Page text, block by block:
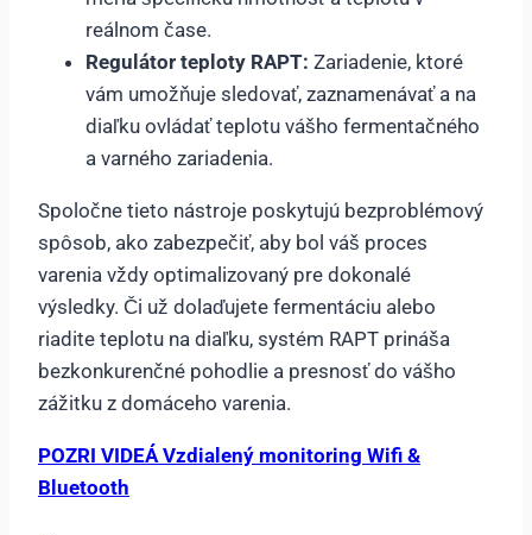
reálnom čase.
Regulátor teploty RAPT: Zariadenie, ktoré
vám umožňuje sledovať, zaznamenávať a na
diaľku ovládať teplotu vášho fermentačného
a varného zariadenia.
Spoločne tieto nástroje poskytujú bezproblémový
spôsob, ako zabezpečiť, aby bol váš proces
varenia vždy optimalizovaný pre dokonalé
výsledky. Či už dolaďujete fermentáciu alebo
riadite teplotu na diaľku, systém RAPT prináša
bezkonkurenčné pohodlie a presnosť do vášho
zážitku z domáceho varenia.
POZRI VIDEÁ Vzdialený monitoring Wifi &
Bluetooth